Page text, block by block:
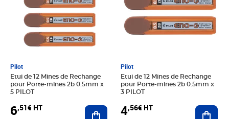
Pilot
Etui de 12 Mines de Rechange
pour Porte-mines 2b 0.5mm x
5 PILOT
6,51€ HT Ajouter au panier
Pilot
Etui de 12 Mines de Rechange
pour Porte-mines 2b 0.5mm x
3 PILOT
4,56€ HT